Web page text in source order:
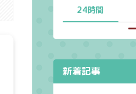
24時間
新着記事